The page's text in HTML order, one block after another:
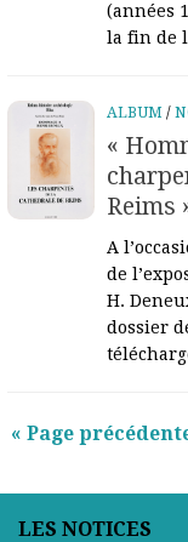
(années
la fin de
ALBUM /
«
Reims
A
de
H.
dossier
« Page
LES NOTICES